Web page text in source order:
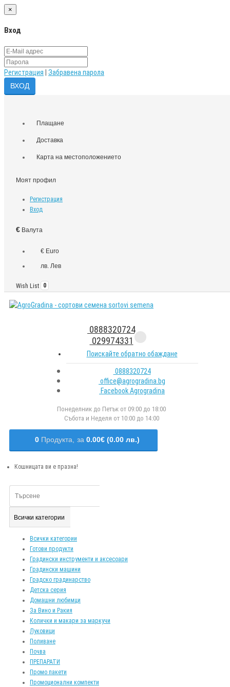
×
Вход
Регистрация Забравена парола
Плащане
Доставка
Карта на местоположението
Моят профил
Регистрация
Вход
€ Валута
€ Euro
лв. Лев
Wish List 0
0888320724
029974331
Поискайте обратно обаждане
0888320724
office@agrogradina.bg
Facebook Agrogradina
Понеделник до Петък от 09:00 до 18:00
Събота и Неделя от 10:00 до 14:00
0 Продукта, за 0.00€ (0.00 лв.)
Кошницата ви е празна!
Всички категории
Всички категории
Готови продукти
Градински инструменти и аксесоари
Градински машини
Градско градинарство
Детска серия
Домашни любимци
За Вино и Ракия
Колички и макари за маркучи
Луковици
Поливане
Почва
ПРЕПАРАТИ
Промо пакети
Промоционални компекти